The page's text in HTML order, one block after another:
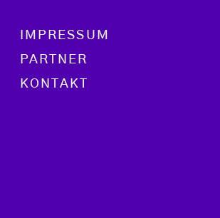
Footer menu
IMPRESSUM
PARTNER
KONTAKT